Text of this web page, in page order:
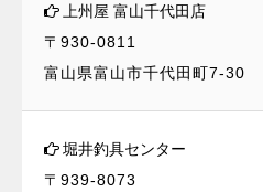
上州屋 富山千代田店
〒930-0811
富山県富山市千代田町7-30
堀井釣具センター
〒939-8073